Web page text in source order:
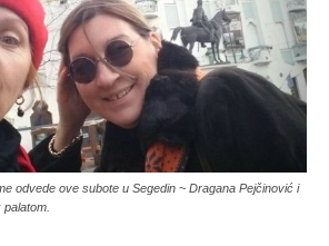
odvede ove subote u Segedin ~ Dragana Pejčinović i